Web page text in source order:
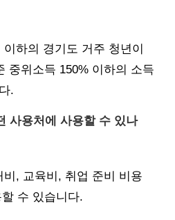
하의 경기도 거주 청년이
중위소득 150% 이하의 소득
.
사용처에 사용할 수 있나
, 교육비, 취업 준비 비용
수 있습니다.